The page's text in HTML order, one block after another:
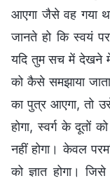
आएगा जैसे वह गया
जानते हो कि स्वयं
यदि तुम सच में देखने में
को कैसे समझाया
का पुत्र आएगा, तो उसे
होगा, स्वर्ग के दूतों
नहीं होगा। केवल
को ज्ञात होगा।